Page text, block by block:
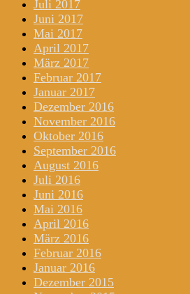
Juli 2017
Juni 2017
Mai 2017
April 2017
März 2017
Februar 2017
Januar 2017
Dezember 2016
November 2016
Oktober 2016
September 2016
August 2016
Juli 2016
Juni 2016
Mai 2016
April 2016
März 2016
Februar 2016
Januar 2016
Dezember 2015